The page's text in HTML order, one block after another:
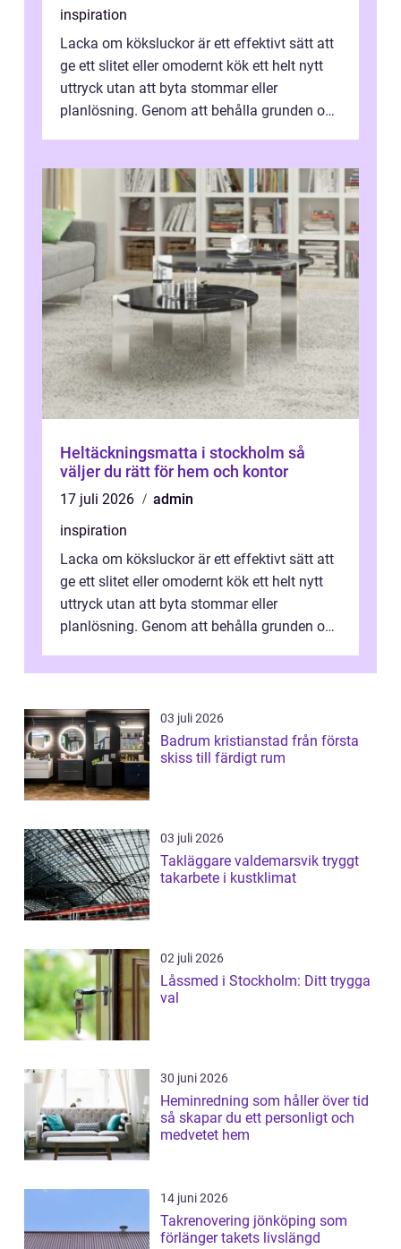
inspiration
Lacka om köksluckor är ett effektivt sätt att
ge ett slitet eller omodernt kök ett helt nytt
uttryck utan att byta stommar eller
planlösning. Genom att behålla grunden och
Heltäckningsmatta i stockholm så
väljer du rätt för hem och kontor
17 juli 2026
admin
inspiration
Lacka om köksluckor är ett effektivt sätt att
ge ett slitet eller omodernt kök ett helt nytt
uttryck utan att byta stommar eller
planlösning. Genom att behålla grunden och
03 juli 2026
Badrum kristianstad från första
skiss till färdigt rum
03 juli 2026
Takläggare valdemarsvik tryggt
takarbete i kustklimat
02 juli 2026
Låssmed i Stockholm: Ditt trygga
val
30 juni 2026
Heminredning som håller över tid
så skapar du ett personligt och
medvetet hem
14 juni 2026
Takrenovering jönköping som
förlänger takets livslängd